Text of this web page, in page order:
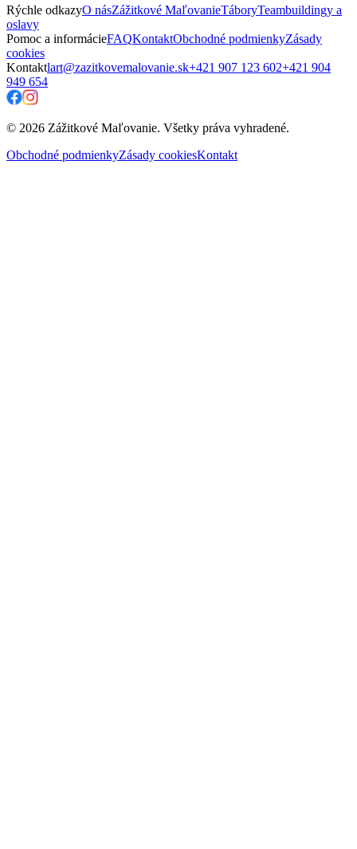
Rýchle odkazyO násZážitkové MaľovanieTáboryTeambuildingy a
oslavy
Pomoc a informácieFAQKontaktObchodné podmienkyZásady
cookies
Kontaktlart@zazitkovemalovanie.sk+421 907 123 602+421 904
949 654
© 2026 Zážitkové Maľovanie. Všetky práva vyhradené.
Obchodné podmienkyZásady cookiesKontakt